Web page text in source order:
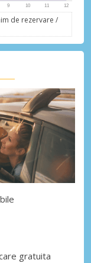
de rezervare /
gratuita